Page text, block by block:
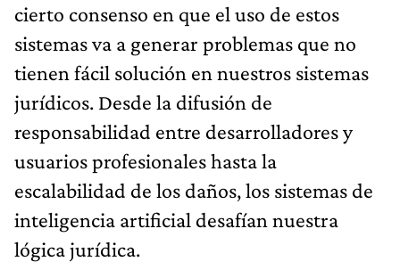
cierto consenso en que el uso de estos
sistemas va a generar problemas que no
tienen fácil solución en nuestros sistemas
jurídicos. Desde la difusión de
responsabilidad entre desarrolladores y
usuarios profesionales hasta la
escalabilidad de los daños, los sistemas de
inteligencia artificial desafían nuestra
lógica jurídica.